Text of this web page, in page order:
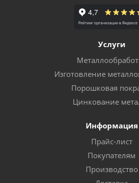
Услуги
Изготовление
Порошковая
Цинкование
Информация
Прайс-лист
Покупателям
Производство